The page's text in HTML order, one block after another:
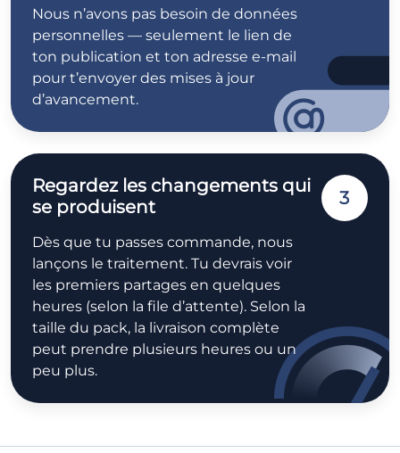
Nous n’avons pas besoin de données
personnelles — seulement le lien de
ton publication et ton adresse e-mail
pour t’envoyer des mises à jour
d’avancement.
Regardez les changements qui
se produisent
Dès que tu passes commande, nous
lançons le traitement. Tu devrais voir
les premiers partages en quelques
heures (selon la file d’attente). Selon la
taille du pack, la livraison complète
peut prendre plusieurs heures ou un
peu plus.
3